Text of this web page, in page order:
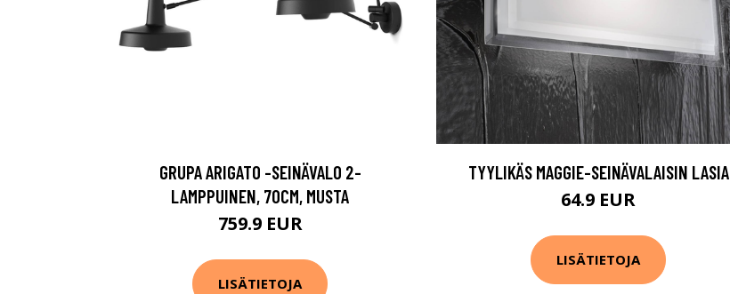
GRUPA ARIGATO -SEINÄVALO 2-
LAMPPUINEN, 70CM, MUSTA
759.9 EUR
LISÄTIETOJA
TYYLIKÄS MAGGIE-SEINÄVALAISIN LASIA
64.9 EUR
LISÄTIETOJA